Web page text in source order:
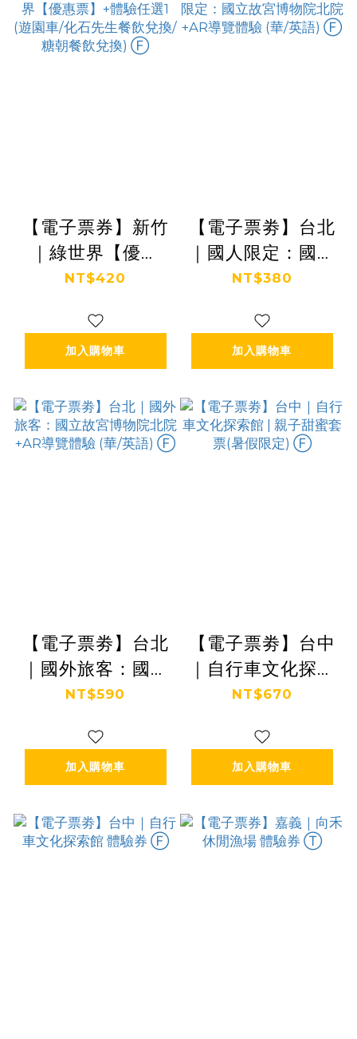
【電子票券】新竹
｜綠世界【優惠
票】+體驗任選1
餐飲兌換/糖朝餐
飲兌換) Ⓕ
NT$420
加入購物車
【電子票劵】台北
｜國人限定：國立
故宮博物院北院
英語) Ⓕ
NT$380
加入購物車
【電子票劵】台北
｜國外旅客：國立
故宮博物院北院
英語) Ⓕ
NT$590
加入購物車
【電子票劵】台中
｜自行車文化探索
館 | 親子甜蜜套票
NT$670
加入購物車